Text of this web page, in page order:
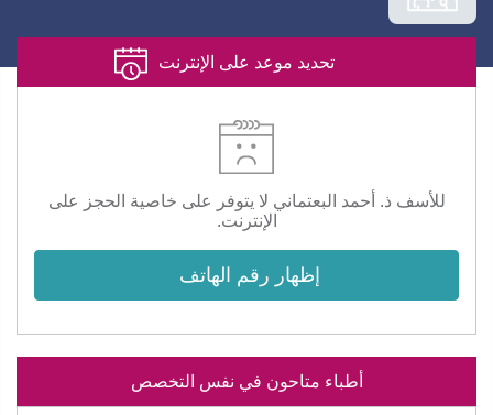
تحديد موعد على الإنترنت
للأسف ذ. أحمد البعتماني لا يتوفر على خاصية الحجز على
الإنترنت.
إظهار رقم الهاتف
أطباء متاحون في نفس التخصص